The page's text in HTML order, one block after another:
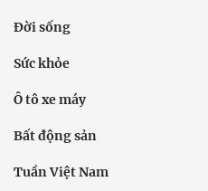
Đời sống
Sức khỏe
Ô tô xe máy
Bất động sản
Tuần Việt Nam